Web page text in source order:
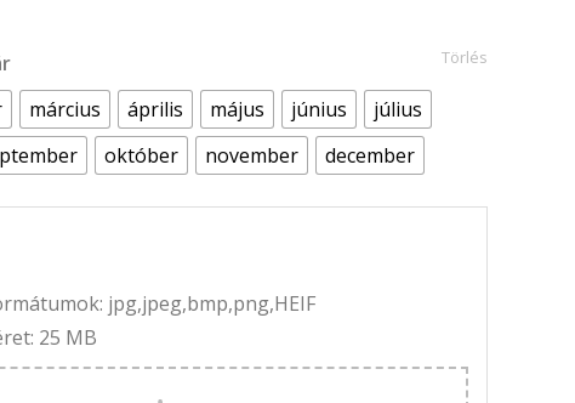
március április május június
július
október november december
Törlés
jpg,jpeg,bmp,png,HEIF
25 MB